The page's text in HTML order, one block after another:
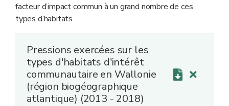
facteur d’impact commun à un grand nombre de ces
types d’habitats.
Pressions exercées sur les
types d'habitats d'intérêt
communautaire en Wallonie
(région biogéographique
atlantique) (2013 - 2018)